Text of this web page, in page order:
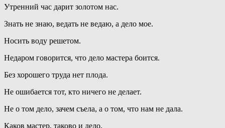
Утренний час дарит золотом нас.
Знать не знаю, ведать не ведаю, а дело мое.
Носить воду решетом.
Недаром говорится, что дело мастера боится.
Без хорошего труда нет плода.
Не ошибается тот, кто ничего не делает.
Не о том дело, зачем съела, а о том, что нам не дала.
Каков мастер, таково и дело.